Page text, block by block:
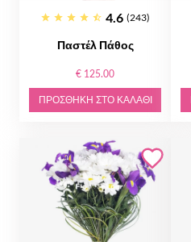
4.6 (243)
Παστέλ Πάθος
€ 125.00
ΠΡΟΣΘΉΚΗ ΣΤΟ ΚΑΛΆΘΙ